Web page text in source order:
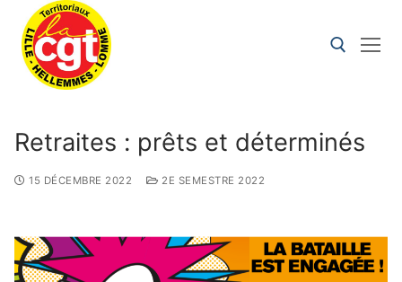
Retraites : prêts et déterminés
15 DÉCEMBRE 2022 2E SEMESTRE 2022